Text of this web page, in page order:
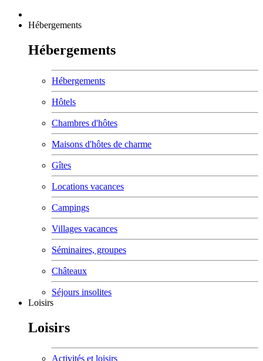
Hébergements
Hébergements
Hébergements
Hôtels
Chambres d'hôtes
Maisons d'hôtes de charme
Gîtes
Locations vacances
Campings
Villages vacances
Séminaires, groupes
Châteaux
Séjours insolites
Loisirs
Loisirs
Activités et loisirs